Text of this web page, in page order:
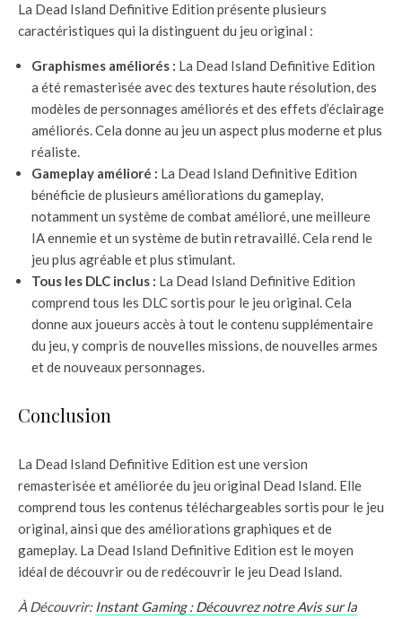
La Dead Island Definitive Edition présente plusieurs
caractéristiques qui la distinguent du jeu original :
Graphismes améliorés : La Dead Island Definitive Edition
a été remasterisée avec des textures haute résolution, des
modèles de personnages améliorés et des effets d’éclairage
améliorés. Cela donne au jeu un aspect plus moderne et plus
réaliste.
Gameplay amélioré : La Dead Island Definitive Edition
bénéficie de plusieurs améliorations du gameplay,
notamment un système de combat amélioré, une meilleure
IA ennemie et un système de butin retravaillé. Cela rend le
jeu plus agréable et plus stimulant.
Tous les DLC inclus : La Dead Island Definitive Edition
comprend tous les DLC sortis pour le jeu original. Cela
donne aux joueurs accès à tout le contenu supplémentaire
du jeu, y compris de nouvelles missions, de nouvelles armes
et de nouveaux personnages.
Conclusion
La Dead Island Definitive Edition est une version
remasterisée et améliorée du jeu original Dead Island. Elle
comprend tous les contenus téléchargeables sortis pour le jeu
original, ainsi que des améliorations graphiques et de
gameplay. La Dead Island Definitive Edition est le moyen
idéal de découvrir ou de redécouvrir le jeu Dead Island.
À Découvrir: Instant Gaming : Découvrez notre Avis sur la